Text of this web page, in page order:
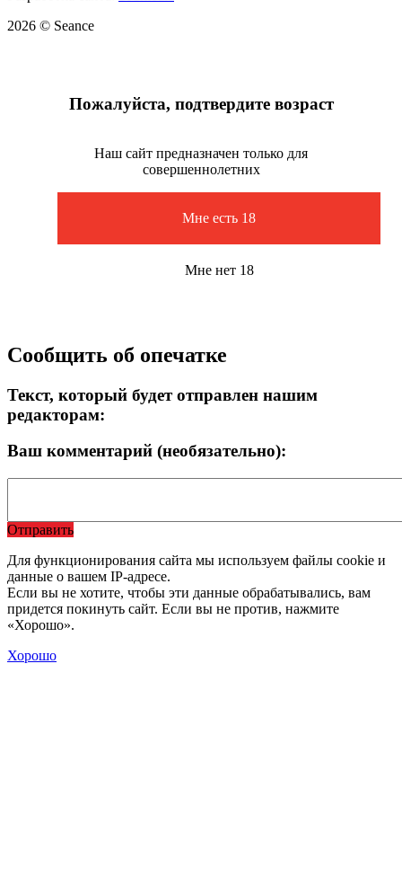
2026 © Seance
Пожалуйста, подтвердите возраст
Наш сайт предназначен только для
совершеннолетних
Мне есть 18
Мне нет 18
Сообщить об опечатке
Текст, который будет отправлен нашим
редакторам:
Ваш комментарий (необязательно):
Отправить
Для функционирования сайта мы используем файлы cookie и
данные о вашем IP-адресе.
Если вы не хотите, чтобы эти данные обрабатывались, вам
придется покинуть сайт. Если вы не против, нажмите
«Хорошо».
Хорошо